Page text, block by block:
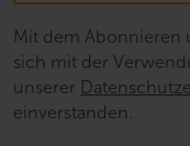
Mit dem Abonnieren
sich mit der
unserer
einverstanden.